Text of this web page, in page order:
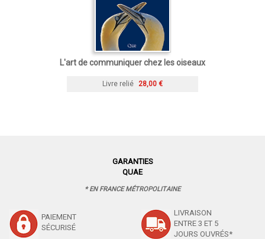
L'art de communiquer chez les oiseaux
Livre relié 28,00 €
GARANTIES
QUAE
* EN FRANCE MÉTROPOLITAINE
PAIEMENT
SÉCURISÉ
LIVRAISON
ENTRE 3 ET 5
JOURS OUVRÉS*